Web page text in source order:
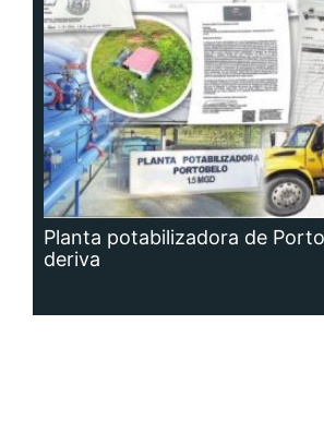
Planta potabilizadora de
deriva